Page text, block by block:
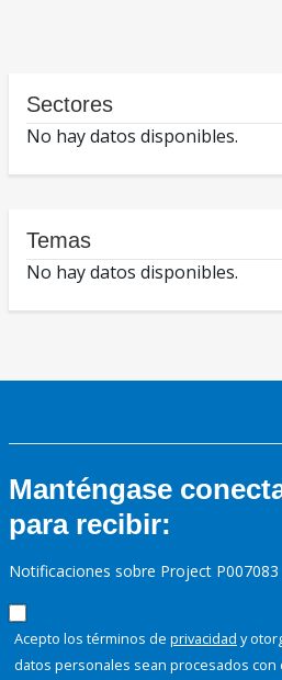
Sectores
No hay datos disponibles.
Temas
No hay datos disponibles.
Manténgase
para recibir:
Notificaciones sobre Project P007083
Acepto los términos de privacidad y
datos personales sean procesados